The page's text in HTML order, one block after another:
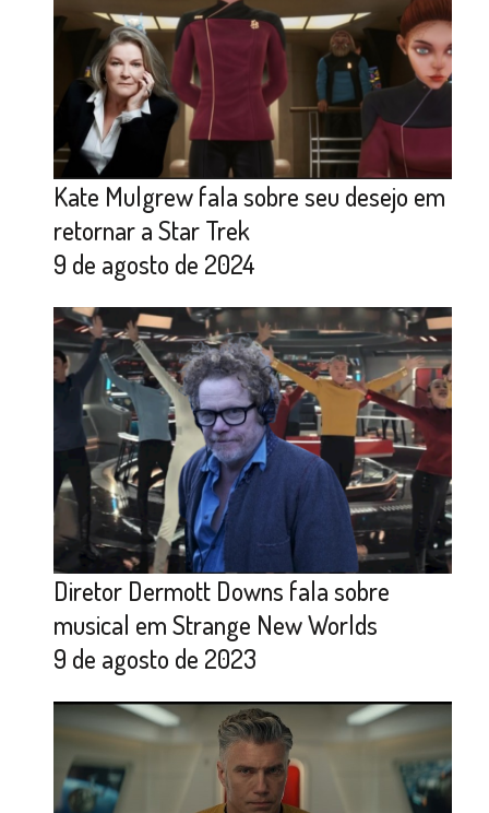
Kate Mulgrew fala sobre seu desejo em
retornar a Star Trek
9 de agosto de 2024
Diretor Dermott Downs fala sobre
musical em Strange New Worlds
9 de agosto de 2023